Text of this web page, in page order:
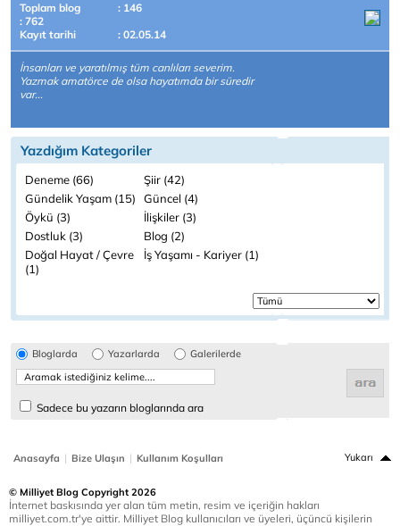
Toplam blog
: 146
: 762
Kayıt tarihi
: 02.05.14
İnsanları ve yaratılmış tüm canlıları severim.
Yazmak amatörce de olsa hayatımda bir süredir
var...
Yazdığım Kategoriler
Deneme (66)
Şiir (42)
Gündelik Yaşam (15)
Güncel (4)
Öykü (3)
İlişkiler (3)
Dostluk (3)
Blog (2)
Doğal Hayat / Çevre
(1)
İş Yaşamı - Kariyer (1)
Bloglarda Yazarlarda Galerilerde
Sadece bu yazarın bloglarında ara
Anasayfa | Bize Ulaşın | Kullanım Koşulları Yukarı
© Milliyet Blog Copyright 2026
İnternet baskısında yer alan tüm metin, resim ve içeriğin hakları
milliyet.com.tr'ye aittir. Milliyet Blog kullanıcıları ve üyeleri, üçüncü kişilerin